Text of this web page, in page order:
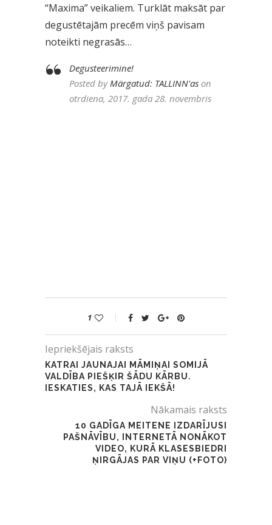
“Maxima” veikaliem. Turklāt maksāt par
degustētajām precēm viņš pavisam
noteikti negrasās…
Degusteerimine!
Posted by Märgatud: TALLINN'as on
otrdiena, 2017. gada 28. novembris
1
Iepriekšējais raksts
KATRAI JAUNAJAI MĀMIŅAI SOMIJĀ
VALDĪBA PIEŠĶIR ŠĀDU KĀRBU.
IESKATIES, KAS TAJĀ IEKŠĀ!
Nākamais raksts
10 GADĪGA MEITENE IZDARĪJUSI
PAŠNĀVĪBU, INTERNETĀ NONĀKOT
VIDEO, KURĀ KLASESBIEDRI
ŅIRGĀJAS PAR VIŅU (+FOTO)